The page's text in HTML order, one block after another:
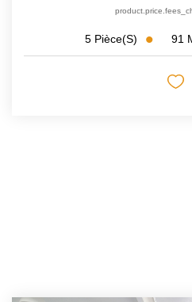
5 Pièce(s) 91